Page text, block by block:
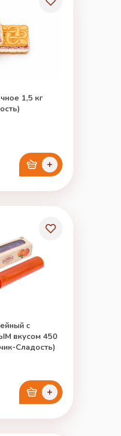
1,5 кг
с
вкусом 450
Сладость)